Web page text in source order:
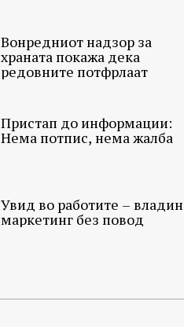
Вонредниот надзор за
храната покажа дека
редовните потфрлаат
Пристап до информации:
Нема потпис, нема жалба
Увид во работите – владин
маркетинг без повод